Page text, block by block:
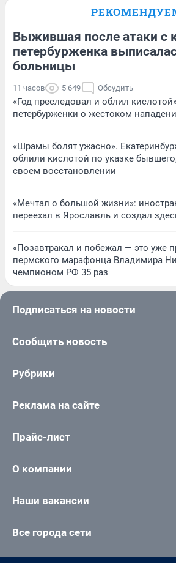
Выжившая после атаки с
петербурженка
больницы
11 часов 5 649 Обсудить
«Год преследовал и облил
петербурженки о жестоком
«Шрамы болят ужасно».
облили кислотой по указке
своем восстановлении
«Мечтал о большой жизни»:
переехал в Ярославль и создал
«Позавтракал и побежал — это уже
пермского марафонца Владимира
чемпионом РФ 35 раз
Подписаться на новости
Сообщить новость
Рубрики
Реклама на сайте
Прайс-лист
О компании
Наши вакансии
Все города сети